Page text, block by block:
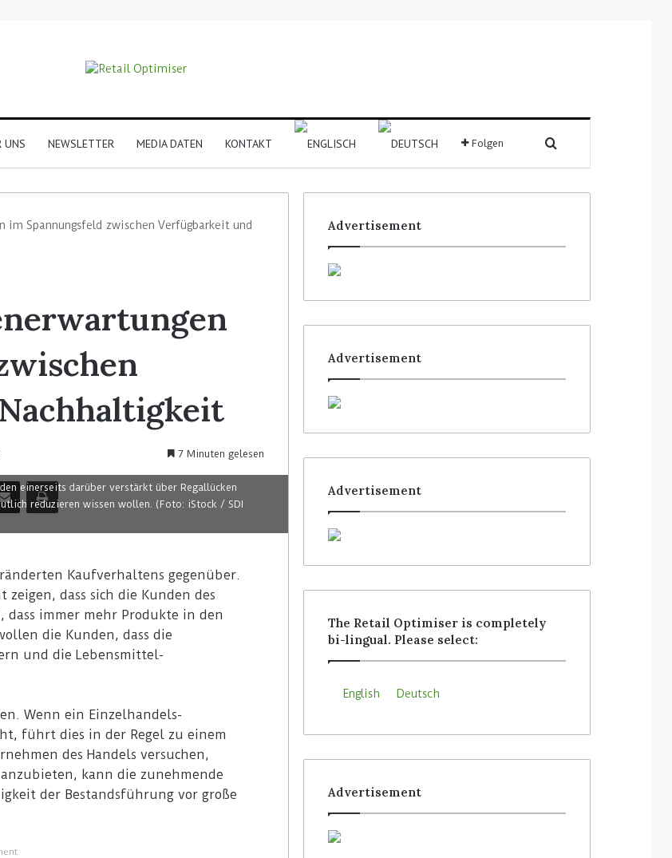
UNS NEWSLETTER MEDIA DATEN KONTAKT Folgen
im Spannungsfeld zwischen Verfügbarkeit und
7 Minuten gelesen
einerseits darüber verstärkt über Regallücken
reduzieren wissen wollen. (Foto: iStock / SDI
Kaufverhaltens gegenüber.
dass sich die Kunden des
dass immer mehr Produkte in den
die Kunden, dass die
und die Lebensmittel-
Wenn ein Einzelhandels-
führt dies in der Regel zu einem
des Handels versuchen,
kann die zunehmende
der Bestandsführung vor große
Advertisement
Advertisement
Advertisement
The Retail Optimiser is completely
bi-lingual. Please select:
English Deutsch
Advertisement